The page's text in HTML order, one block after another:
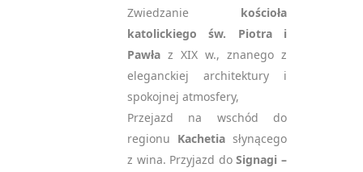
Zwiedzanie kościoła
katolickiego św. Piotra i
Pawła z XIX w., znanego z
eleganckiej architektury i
spokojnej atmosfery,
Przejazd na wschód do
regionu Kachetia słynącego
z wina. Przyjazd doSignagi –